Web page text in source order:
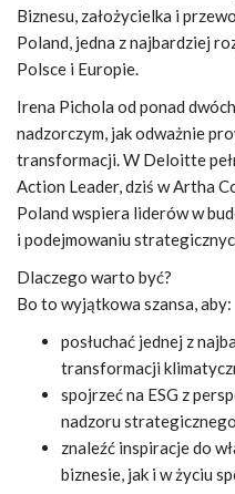
Biznesu, założycielka i
Poland, jedna z najbardziej
Polsce i Europie.
Irena Pichola od ponad
nadzorczym, jak odważnie
transformacji. W Deloitte
Action Leader, dziś w Artha
Poland wspiera liderów w
i podejmowaniu
Dlaczego warto być?
Bo to wyjątkowa szansa, aby:
posłuchać jednej z
transformacji
spojrzeć na ESG z
nadzoru
znaleźć inspiracje do
biznesie, jak i w życiu